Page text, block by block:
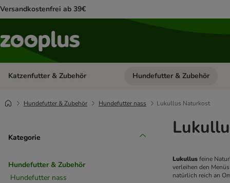
Versandkostenfrei ab 39€
Katzenfutter & Zubehör Kategorie-Menü öffnen:
Hundefutter & Zubehör
Hundefutter & Zubehör Hundefutter nass Lukullus Naturkost
Kategorie
Hundefutter & Zubehör
Hundefutter nass
Lukullus feine
verleihen den
natürlich reich an